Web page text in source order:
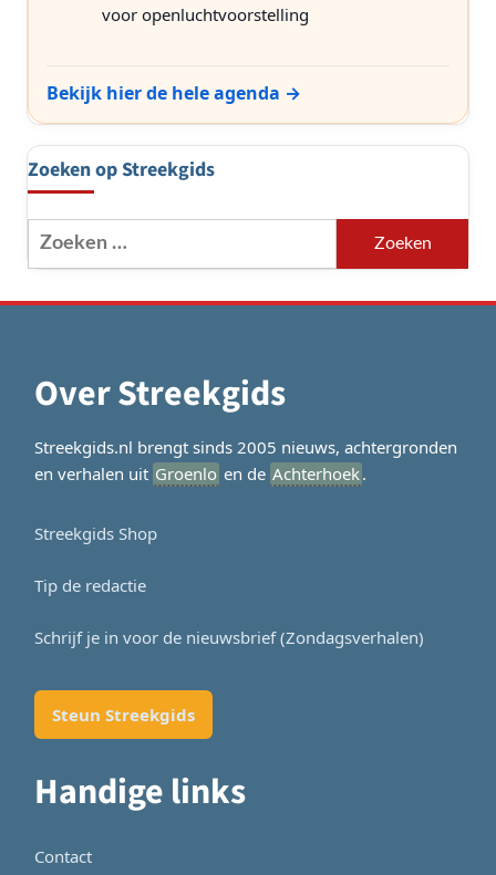
voor openluchtvoorstelling
Bekijk hier de hele agenda →
Zoeken op Streekgids
Zoeken
naar:
Over Streekgids
Streekgids.nl brengt sinds 2005 nieuws, achtergronden
en verhalen uit Groenlo en de Achterhoek.
Streekgids Shop
Tip de redactie
Schrijf je in voor de nieuwsbrief (Zondagsverhalen)
Steun Streekgids
Handige links
Contact